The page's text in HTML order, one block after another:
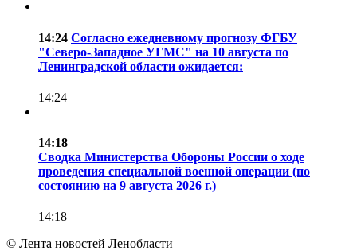
14:24 Согласно ежедневному прогнозу ФГБУ
"Северо-Западное УГМС" на 10 августа по
Ленинградской области ожидается:
14:24
14:18
Сводка Министерства Обороны России о ходе
проведения специальной военной операции (по
состоянию на 9 августа 2026 г.)
14:18
© Лента новостей Ленобласти